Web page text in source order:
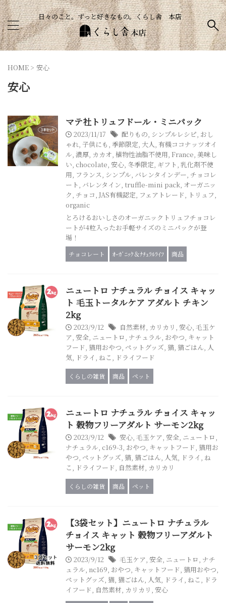
日々のこと。ずっと好きなもの。くらし舎 本店
HOME > 安心
安心
マテ社トリュフドール・ミニパック
2023/11/17 配りもの, シンプルレシピ, おし
ゃれ, 子供にも , 季節限定, 大人, 有機ココナッツオイ
ル, 濃厚, カカオ, 植物性油脂不使用, France, 美味し
い, chocolate, 安心, 冬季限定, ギフト, 乳化剤不使
用, フランス, シンプル, バレンタインデー, チョコレ
ート, バレンタイン, truffle-mini pack, オーガニッ
ク, チョコ, JAS有機認定, フェアトレード, トリュフ,
organic
とろけるおいしさのオーガニックトリュフチョコレ
ートが4粒入ったお手軽サイズのミニパックが登
場！
チョコレート ｵｰｶﾞﾆｯｸ＆ﾅﾁｭﾗﾙﾗｲﾌ 商品
ニュートロ ナチュラル チョイス キャッ
ト 毛玉トータルケア アダルト チキン
2kg
2023/9/12 自然素材, カリカリ , 安心, 毛玉ケ
ア, 安全, ニュートロ, ナチュラル, おやつ, キャット
フード, 猫用おやつ, ペットグッズ, 猫, 猫ごはん, 人
気, ドライ , ねこ, ドライフード
くらしの雑貨 商品 ペット
ニュートロ ナチュラル チョイス キャッ
ト 穀物フリーアダルト サーモン2kg
2023/9/12 安心, 毛玉ケア, 安全, ニュートロ,
ナチュラル, c169-3, おやつ, キャットフード, 猫用お
やつ, ペットグッズ, 猫, 猫ごはん, 人気, ドライ , ね
こ, ドライフード, 自然素材, カリカリ
くらしの雑貨 商品 ペット
【3袋セット】ニュートロ ナチュラル
チョイス キャット 穀物フリーアダルト
サーモン2kg
2023/9/12 毛玉ケア, 安全, ニュートロ, ナチ
ュラル, nc169, おやつ, キャットフード, 猫用おやつ,
ペットグッズ, 猫, 猫ごはん, 人気, ドライ , ねこ, ドラ
イフード, 自然素材, カリカリ , 安心